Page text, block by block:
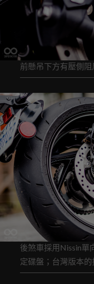
前懸吊下方有壓側
後煞車採用Nissin單
定碟盤；台灣版本